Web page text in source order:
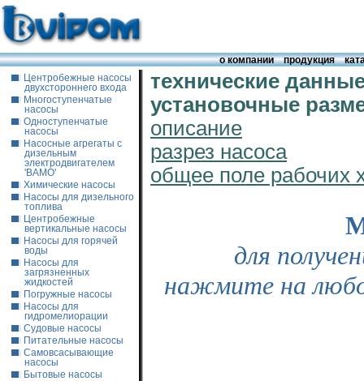
о компании продукция
Центробежные насосы
двухстороннего входа
Многоступенчатые
насосы
Одноступенчатые
насосы
Насосные агрегаты с
дизельным
электродвигателем
'ВАМО'
Химические насосы
Насосы для дизельного
топлива
Центробежные
вертикальные насосы
Насосы для горячей
воды
Насосы для
загрязненных
жидкостей
Погружные насосы
Насосы для
гидромелиорации
Судовые насосы
Питательные насосы
Самовсасывающие
насосы
Бытовые насосы
технические
установочные
описание
разрез насоса
общее поле рабочих
для
нажмите на